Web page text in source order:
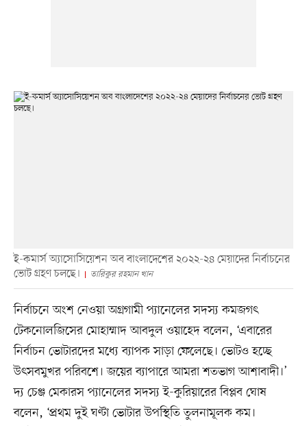
ই-কমার্স অ্যাসোসিয়েশন অব বাংলাদেশের ২০২২-২৪ মেয়াদের নির্বাচনের
ভোট গ্রহণ চলছে।
তারিকুর রহমান খান
নির্বাচনে অংশ নেওয়া অগ্রগামী প্যানেলের সদস্য কমজগৎ
টেকনোলজিসের মোহাম্মাদ আবদুল ওয়াহেদ বলেন, ‘এবারের
নির্বাচন ভোটারদের মধ্যে ব্যাপক সাড়া ফেলেছে। ভোটও হচ্ছে
উৎসবমুখর পরিবশে। জয়ের ব্যাপারে আমরা শতভাগ আশাবাদী।’
দ্য চেঞ্জ মেকারস প্যানেলের সদস্য ই-কুরিয়ারের বিপ্লব ঘোষ
বলেন, ‘প্রথম দুই ঘণ্টা ভোটার উপস্থিতি তুলনামূলক কম।